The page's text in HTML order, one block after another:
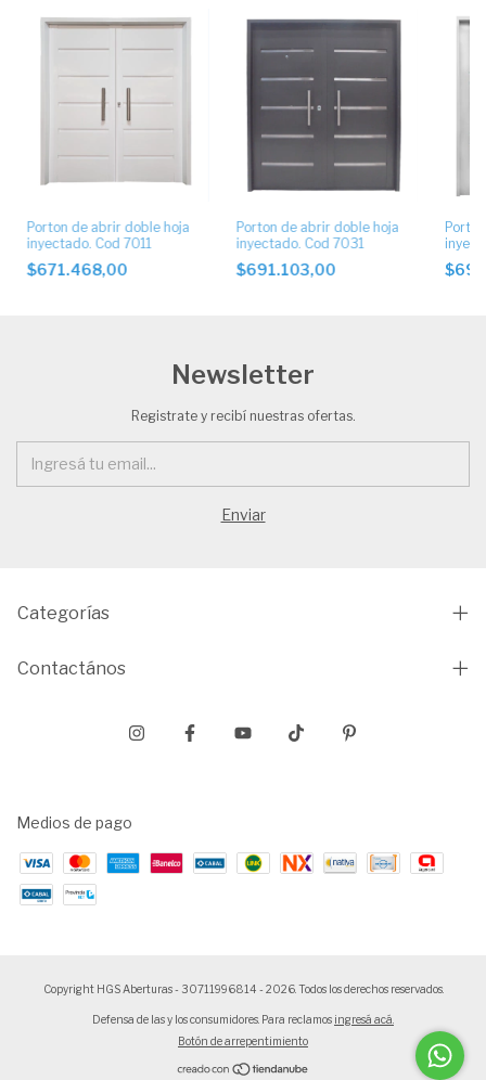
Porton de abrir doble hoja
inyectado. Cod 7011
$671.468,00
Porton de abrir doble hoja
inyectado. Cod 7031
$691.103,00
Newsletter
Registrate y recibí nuestras ofertas.
Categorías
Contactános
Medios de pago
Copyright HGS Aberturas - 30711996814 - 2026. Todos los derechos reservados.
Defensa de las y los consumidores. Para reclamos ingresá acá.
Botón de arrepentimiento